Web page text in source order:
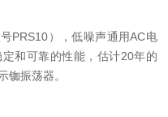
），低噪声通用AC电
和可靠的性能，估计20年的
铷振荡器。